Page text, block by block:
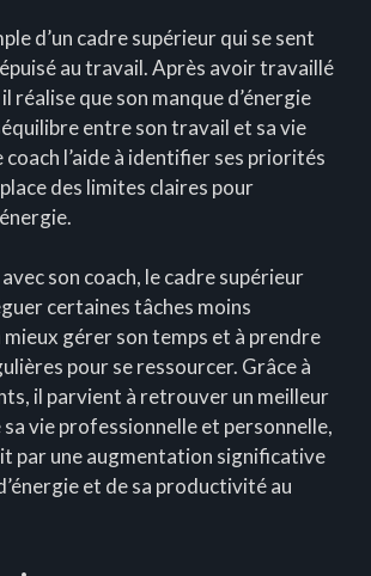
d’un cadre supérieur qui se sent
au travail. Après avoir travaillé
réalise que son manque d’énergie
entre son travail et sa vie
coach l’aide à identifier ses priorités
des limites claires pour
son coach, le cadre supérieur
certaines tâches moins
gérer son temps et à prendre
pour se ressourcer. Grâce à
il parvient à retrouver un meilleur
vie professionnelle et personnelle,
par une augmentation significative
et de sa productivité au